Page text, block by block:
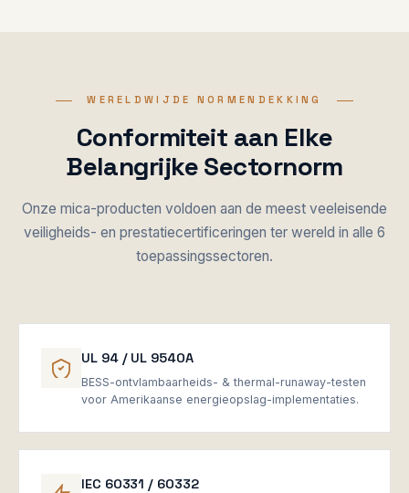
WERELDWIJDE NORMENDEKKING
Conformiteit aan Elke
Belangrijke Sectornorm
Onze mica-producten voldoen aan de meest veeleisende
veiligheids- en prestatiecertificeringen ter wereld in alle 6
toepassingssectoren.
UL 94 / UL 9540A
BESS-ontvlambaarheids- & thermal-runaway-testen
voor Amerikaanse energieopslag-implementaties.
IEC 60331 / 60332